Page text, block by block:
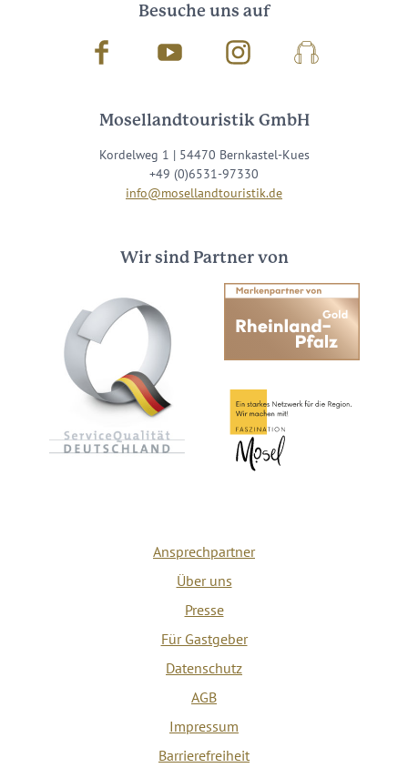
Besuche uns auf
Facebook Youtube InstagramPodcast
Mosellandtouristik GmbH
Kordelweg 1 | 54470 Bernkastel-Kues
+49 (0)6531-97330
info@mosellandtouristik.de
Wir sind Partner von
Ansprechpartner
Über uns
Presse
Für Gastgeber
Datenschutz
AGB
Impressum
Barrierefreiheit